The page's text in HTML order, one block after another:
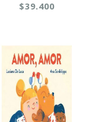
$39.400